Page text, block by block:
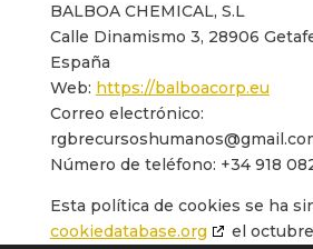
BALBOA CHEMICAL, S.L
Calle Dinamismo 3, 28906
España
Web: https://balboacorp.eu
Correo electrónico:
rgbrecursoshumanos@
Número de teléfono: +34 918
Esta política de cookies se ha
cookiedatabase.org
el